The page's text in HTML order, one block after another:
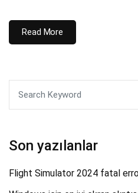
Read More
Son yazılanlar
Flight Simulator 2024 fatal